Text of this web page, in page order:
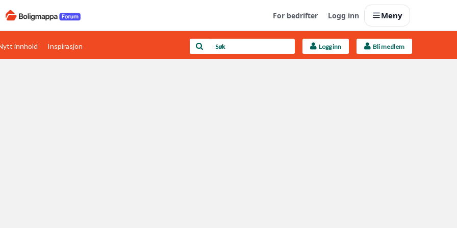
For bedrifter Logg inn Meny
Boligens papirer Last opp selv
innhold Inspirasjon Logg inn Bli medlem